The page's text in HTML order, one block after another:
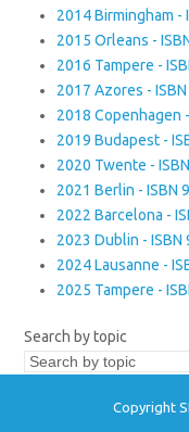
2014 Birmingham -
2015 Orleans -
2016 Tampere -
2017 Azores -
2018 Copenhagen
2019 Budapest -
2020 Twente -
2021 Berlin - ISBN
2022 Barcelona -
2023 Dublin -
2024 Lausanne -
2025 Tampere -
Search by topic
Copyright